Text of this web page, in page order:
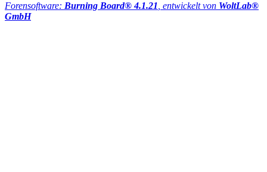
Forensoftware: Burning Board® 4.1.21 , entwickelt von WoltLab®
GmbH